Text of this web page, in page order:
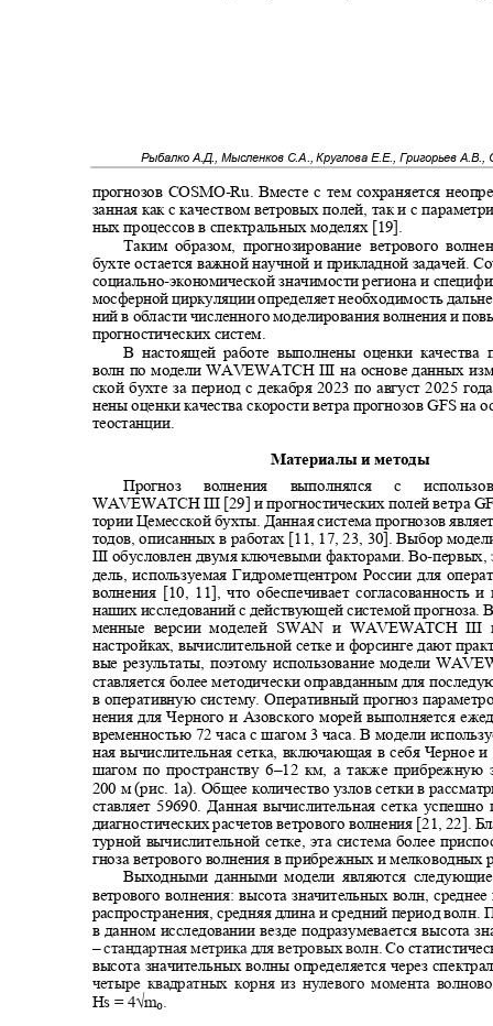
Рыбалко А.Д., Мысленков С.А., Круглова Е.Е., Григорьев А.В.,
прогнозов COSMO-Ru.Вместе с тем сохраняется
занная как с качеством ветровых полей, так и с
ных процессов в спектральных моделях [19].
Таким образом, прогнозирование ветрового
бухте остается важной научной и прикладной задачей.
социально-экономической значимости региона и
мосферной циркуляции определяет необходимость
ний в области численного моделирования волнения и
прогностических систем.
В настоящей работе выполнены оценки
волн по модели WAVEWATCH III на основе данных
ской бухте за период с декабря 2023 по август 2025
нены оценки качества скорости ветра прогнозов GFS на
теостанции.
Материалы и методы
Прогноз волнения выполнялся
с
WAVEWATCH III [29] и прогностических полей ветра
тории Цемесской бухты. Данная система прогнозов
тодов, описанных в работах [11, 17, 23, 30]. Выбор
III обусловлен двумя ключевыми факторами. Во-первых,
дель, используемая Гидрометцентром России для
волнения [10, 11], что обеспечивает согласованность
наших исследований с действующей системой прогноза.
менные версии моделей SWAN и WAVEWATCH
настройках, вычислительной сетке и форсинге дают
вые результаты, поэтому использование модели
ставляется более методически оправданным для
в оперативную систему. Оперативный прогноз
нения для Черного и Азовского морей выполняется
временностью 72 часа с шагом 3 часа. В модели
ная вычислительная сетка, включающая в себя Черное
шагом по пространству6–12 км, а также
200 м (рис. 1а). Общее количество узлов сетки в
ставляет 59690. Данная вычислительная сетка
диагностических расчетов ветрового волнения [21, 22] .
турной вычислительной сетке, эта система более
гноза ветрового волнения в прибрежных и мелководных
Выходными данными модели являются
ветрового волнения: высота значительных волн,
распространения, средняя длина и средний период
в данном исследовании везде подразумевается высота
‒стандартная метрика для ветровых волн. Со
высота значительных волны определяется через
четыре квадратных корня из нулевого момента
Hs = 4√m₀